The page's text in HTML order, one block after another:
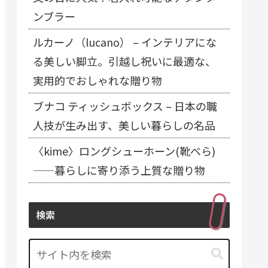
ンブラー
ルカーノ（lucano） – インテリアにな
る美しい脚立。引越し祝いに最適な、
実用的でおしゃれな贈り物
ブナコ ティッシュボックス – 日本の職
人技が生み出す、美しい暮らしの名品
〈kime〉ロングシューホーン(靴べら)
——暮らしに寄り添う上質な贈り物
検索